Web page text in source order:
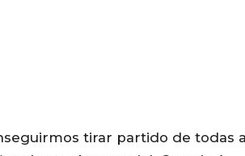
tirar partido de todas